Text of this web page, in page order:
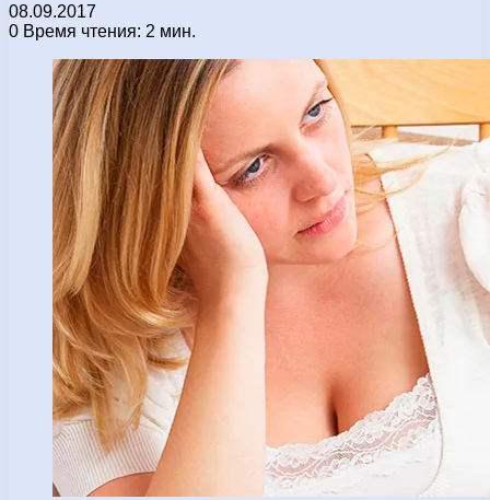
08.09.2017
0 Время чтения: 2 мин.